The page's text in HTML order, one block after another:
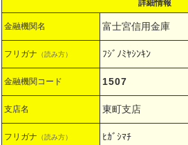
詳細情報
金融機関名 富士宮信用金庫
フリガナ （読み方） ﾌｼﾞﾉﾐﾔｼﾝｷﾝ
金融機関コード 1507
支店名 東町支店
フリガナ （読み方） ﾋｶﾞｼﾏﾁ